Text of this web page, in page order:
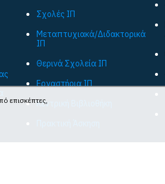
Σχολές ΙΠ
Μεταπτυχιακά/Διδακτορικά
ΙΠ
Θερινά Σχολεία ΙΠ
Εργαστήρια ΙΠ
Κεντρική Βιβλιοθήκη
επισκέπτες,